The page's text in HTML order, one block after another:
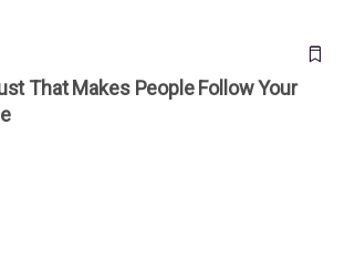
That Makes People Follow Your